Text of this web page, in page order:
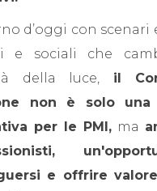
d’oggi con scenari
e sociali che
della luce, il
non è solo una
per le PMI, ma
e offrire